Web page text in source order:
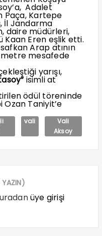
Adalet
Paça, Kartepe
İl Jandarma
daire müdürleri,
Kaan Eren eşlik etti.
Arap atının
mesafede
yarışı,
isimli at
ödül töreninde
Ozan Taniyit’e
vali
Vali
Aksoy
YAZIN)
üye girişi